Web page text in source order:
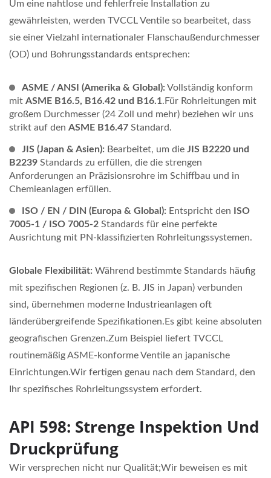
Um eine nahtlose und fehlerfreie Installation zu
gewährleisten, werden TVCCL Ventile so bearbeitet, dass
sie einer Vielzahl internationaler Flanschaußendurchmesser
(OD) und Bohrungsstandards entsprechen:
ASME / ANSI (Amerika & Global): Vollständig konform
mit ASME B16.5, B16.42 und B16.1.Für Rohrleitungen mit
großem Durchmesser (24 Zoll und mehr) beziehen wir uns
strikt auf den ASME B16.47 Standard.
JIS (Japan & Asien): Bearbeitet, um die JIS B2220 und
B2239 Standards zu erfüllen, die die strengen
Anforderungen an Präzisionsrohre im Schiffbau und in
Chemieanlagen erfüllen.
ISO / EN / DIN (Europa & Global): Entspricht den
ISO
7005-1 / ISO 7005-2 Standards für eine perfekte
Ausrichtung mit PN-klassifizierten Rohrleitungssystemen.
Globale Flexibilität: Während bestimmte Standards häufig
mit spezifischen Regionen (z. B. JIS in Japan) verbunden
sind, übernehmen moderne Industrieanlagen oft
länderübergreifende Spezifikationen.Es gibt keine absoluten
geografischen Grenzen.Zum Beispiel liefert TVCCL
routinemäßig ASME-konforme Ventile an japanische
Einrichtungen.Wir fertigen genau nach dem Standard, den
Ihr spezifisches Rohrleitungssystem erfordert.
API 598: Strenge Inspektion Und
Druckprüfung
Wir versprechen nicht nur Qualität;Wir beweisen es mit